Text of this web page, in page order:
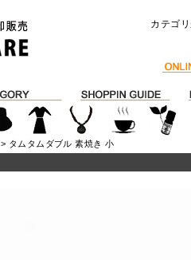
カテゴ
> タムタムダブル 素焼き 小